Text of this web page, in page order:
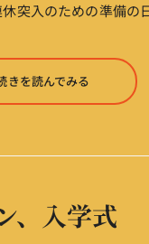
突入のための準備の
きを読んでみる
、入学式